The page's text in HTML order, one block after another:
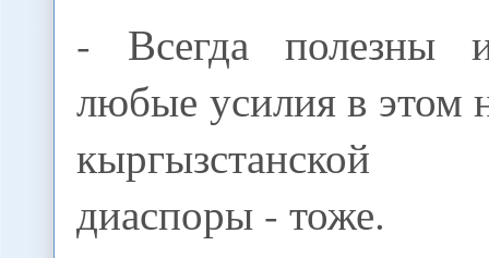
- Всегда полезны
любые усилия в этом
кыргызстанской
диаспоры - тоже.